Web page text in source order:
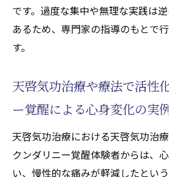
です。過度な集中や無理な実践は
あるため、専門家の指導のもとで
す。
天啓気功治療や療法で活性
ー覚醒による心身変化の実
天啓気功治療における天啓気功治
クンダリニー覚醒体験者からは、
い、慢性的な痛みが軽減したとい